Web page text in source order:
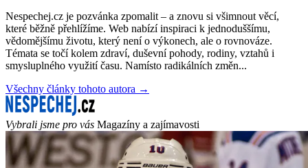
Nespechej.cz je pozvánka zpomalit – a znovu si všimnout věcí,
které běžně přehlížíme. Web nabízí inspiraci k jednoduššímu,
vědomějšímu životu, který není o výkonech, ale o rovnováze.
Témata se točí kolem zdraví, duševní pohody, rodiny, vztahů i
smysluplného využití času. Namísto radikálních změn...
Všechny články tohoto autora →
Vybrali jsme pro vás Magazíny a zajímavosti